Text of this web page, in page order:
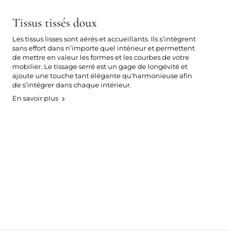
Tissus tissés doux
Les tissus lisses sont aérés et accueillants. Ils s’intègrent
sans effort dans n’importe quel intérieur et permettent
de mettre en valeur les formes et les courbes de votre
mobilier. Le tissage serré est un gage de longévité et
ajoute une touche tant élégante qu’harmonieuse afin
de s’intégrer dans chaque intérieur.
En savoir plus